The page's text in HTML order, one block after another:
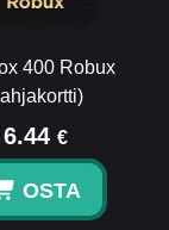
400 Robux
6.44 €
OSTA